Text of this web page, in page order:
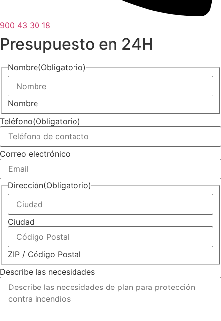
900 43 30 18
Presupuesto en 24H
Nombre(Obligatorio)
Nombre
Teléfono(Obligatorio)
Correo electrónico
Dirección(Obligatorio)
Ciudad
ZIP / Código Postal
Describe las necesidades